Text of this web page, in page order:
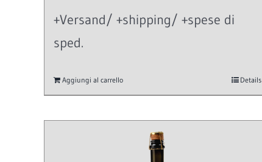
+Versand/ +shipping/ +spese di
sped.
Aggiungi al carrello Details